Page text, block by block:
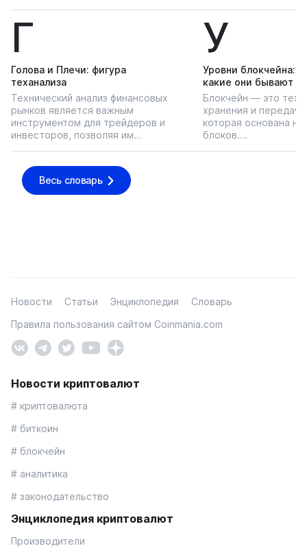
Г
Голова и Плечи: фигура
теханализа
Технический анализ финансовых
рынков является важным
инструментом для трейдеров и
инвесторов, позволяя им…
У
Уровни блокчейна:
какие они бывают
Блокчейн — это
хранения и
которая основана
блоков….
Весь словарь
Новости Статьи Энциклопедия
Словарь
Правила пользования сайтом Coinmania.com
Новости криптовалют
# криптовалюта
# биткоин
# блокчейн
# аналитика
# законодательство
Энциклопедия криптовалют
Производители